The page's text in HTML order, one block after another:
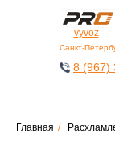
vyvoz
Санкт-
8 (967)
Главная /